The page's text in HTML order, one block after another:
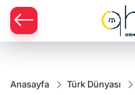
Anasayfa Türk Dünyası